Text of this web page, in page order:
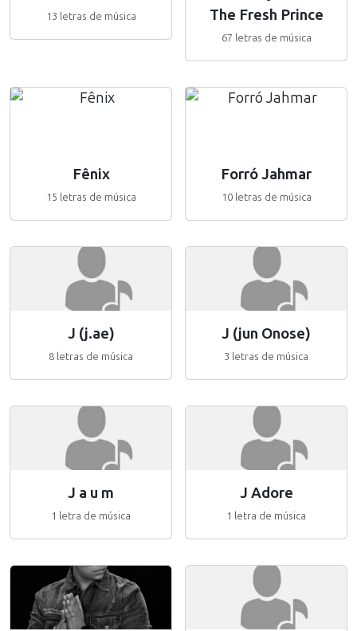
13 letras de música
The Fresh Prince
67 letras de música
Fênix
15 letras de música
Forró Jahmar
10 letras de música
J (j.ae)
8 letras de música
J (jun Onose)
3 letras de música
J a u m
1 letra de música
J Adore
1 letra de música